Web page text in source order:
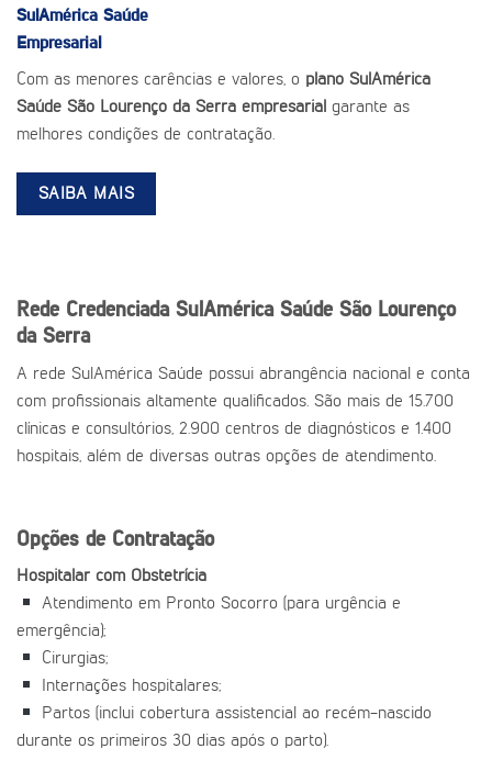
SulAmérica Saúde
Empresarial
Com as menores carências e valores, o plano SulAmérica
Saúde São Lourenço da Serra empresarial garante as
melhores condições de contratação.
SAIBA MAIS
Rede Credenciada SulAmérica Saúde São Lourenço
da Serra
A rede SulAmérica Saúde possui abrangência nacional e conta
com profissionais altamente qualificados. São mais de 15.700
clínicas e consultórios, 2.900 centros de diagnósticos e 1.400
hospitais, além de diversas outras opções de atendimento.
Opções de Contratação
Hospitalar com Obstetrícia
Atendimento em Pronto Socorro (para urgência e
emergência);
Cirurgias;
Internações hospitalares;
Partos (inclui cobertura assistencial ao recém-nascido
durante os primeiros 30 dias após o parto).